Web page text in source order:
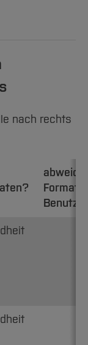
nach rechts
Format